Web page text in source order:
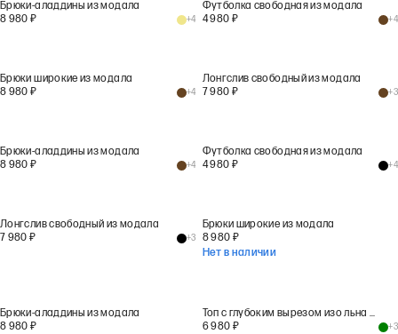
Брюки-аладдины из модала
8 980 ₽ +4
Футболка свободная из модала
4 980 ₽ +4
Брюки широкие из модала
8 980 ₽ +4
Лонгслив свободный из модала
7 980 ₽ +3
Брюки-аладдины из модала
8 980 ₽ +4
Футболка свободная из модала
4 980 ₽ +4
Лонгслив свободный из модала
7 980 ₽ +3
Брюки широкие из модала
8 980 ₽
Нет в наличии
Брюки-аладдины из модала
8 980 ₽
Топ с глубоким вырезом изо льна и хлопка
6 980 ₽ +3